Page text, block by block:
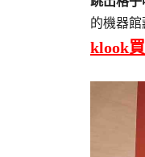
的機器
klook